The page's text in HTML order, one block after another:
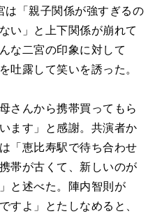
「親子関係が強すぎるの
い」と上下関係が崩れて
な二宮の印象に対して
吐露して笑いを誘った。
さんから携帯買ってもら
ます」と感謝。共演者か
「恵比寿駅で待ち合わせ
帯が古くて、新しいのが
と述べた。陣内智則が
すよ」とたしなめると、